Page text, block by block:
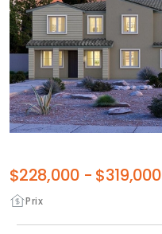
Prix
$228,000 - $319,000